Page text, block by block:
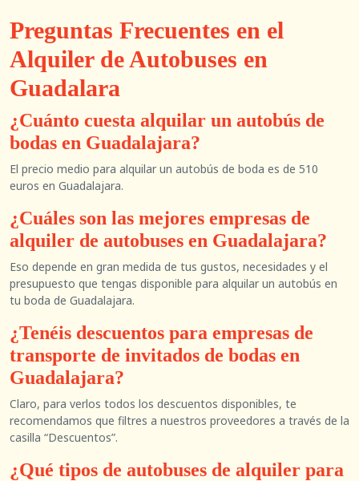
Preguntas Frecuentes en el
Alquiler de Autobuses en
Guadalara
¿Cuánto cuesta alquilar un autobús de
bodas en Guadalajara?
El precio medio para alquilar un autobús de boda es de 510
euros en Guadalajara.
¿Cuáles son las mejores empresas de
alquiler de autobuses en Guadalajara?
Eso depende en gran medida de tus gustos, necesidades y el
presupuesto que tengas disponible para alquilar un autobús en
tu boda de Guadalajara.
¿Tenéis descuentos para empresas de
transporte de invitados de bodas en
Guadalajara?
Claro, para verlos todos los descuentos disponibles, te
recomendamos que filtres a nuestros proveedores a través de la
casilla “Descuentos”.
¿Qué tipos de autobuses de alquiler para